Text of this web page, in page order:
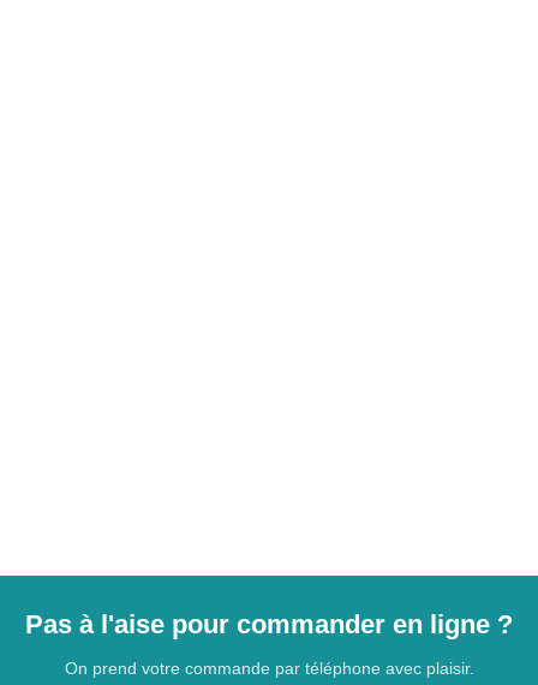
Pas à l'aise pour commander en ligne ?
On prend votre commande par téléphone avec plaisir.